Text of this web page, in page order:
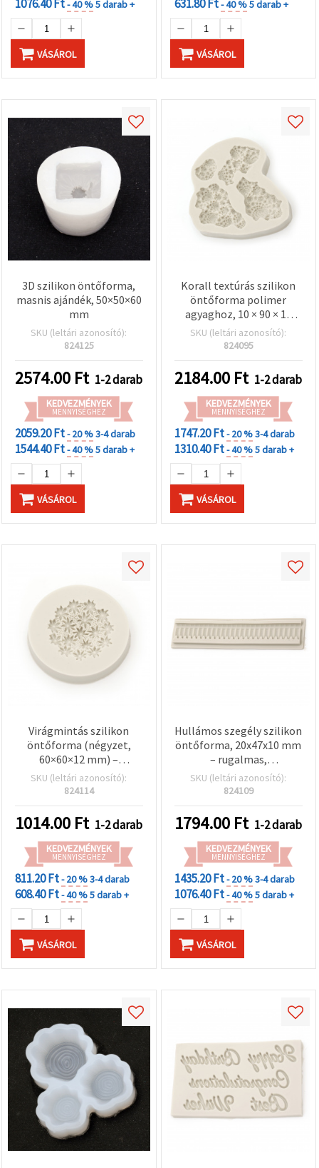
1076.40 Ft- 40 %5 darab +
VÁSÁROL
631.80 Ft- 40 %5 darab +
VÁSÁROL
3D szilikon öntőforma,
masnis ajándék, 50×50×60
mm
SKU (leltári azonosító):
824125
2574.00 Ft 1-2 darab
KEDVEZMÉNYEK
MENNYISÉGHEZ
2059.20 Ft- 20 %3-4 darab
1544.40 Ft- 40 %5 darab +
VÁSÁROL
Korall textúrás szilikon
öntőforma polimer
agyaghoz, 10 × 90 × 15
mm – rugalmas,
újrafelhasználható forma
részletgazdag
mintákhoz,
ékszerkészítéshez és
UV/epoxi gyantához
SKU (leltári azonosító):
824095
2184.00 Ft 1-2 darab
KEDVEZMÉNYEK
MENNYISÉGHEZ
1747.20 Ft- 20 %3-4 darab
1310.40 Ft- 40 %5 darab +
VÁSÁROL
Virágmintás szilikon
öntőforma (négyzet,
60×60×12 mm) –
rugalmas, többször
használható forma
műgyantához, epoxihoz,
szappanhoz, agyaghoz,
gipszhez és
gyertyakészítéshez
SKU (leltári azonosító):
824114
1014.00 Ft 1-2 darab
KEDVEZMÉNYEK
MENNYISÉGHEZ
811.20 Ft- 20 %3-4 darab
608.40 Ft- 40 %5 darab +
VÁSÁROL
Hullámos szegély szilikon
öntőforma, 20x47x10 mm
– rugalmas,
újrahasználható forma
epoxi és UV gyantához,
polimer gyurmához és
gipszhez, DIY
ékszerkészítéshez és
díszítőelemekhez
SKU (leltári azonosító):
824109
1794.00 Ft 1-2 darab
KEDVEZMÉNYEK
MENNYISÉGHEZ
1435.20 Ft- 20 %3-4 darab
1076.40 Ft- 40 %5 darab +
VÁSÁROL